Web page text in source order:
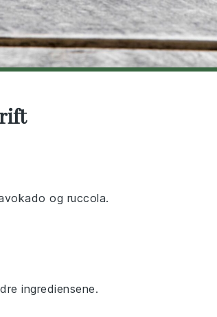
og ruccola.
ingrediensene.